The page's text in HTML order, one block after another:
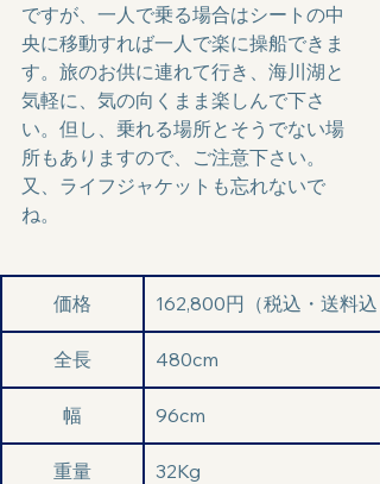
ですが、一人で乗る場合はシートの中
央に移動すれば一人で楽に操船できま
す。旅のお供に連れて行き、海川湖と
気軽に、気の向くまま楽しんで下さ
い。但し、乗れる場所とそうでない場
所もありますので、ご注意下さい。
又、ライフジャケットも忘れないで
ね。
価格 162,800円（税込・送料込
全長 480cm
幅 96cm
重量 32Kg